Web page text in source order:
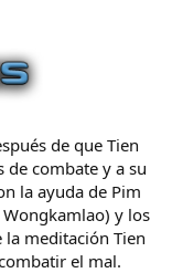
de que Tien
de combate y a su
la ayuda de Pim
y los
la meditación Tien
el mal.